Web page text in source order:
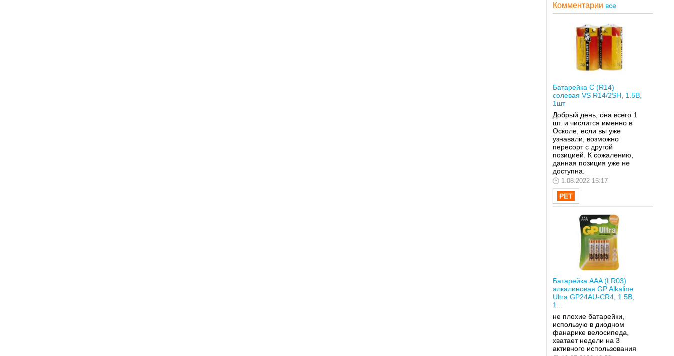
Комментарии все
Батарейка C (R14)
солевая VS R14/2SH, 1.5В,
1шт
Добрый день, она всего 1
шт. и числится именно в
Осколе, если вы уже
узнавали, возможно
пересорт с другой
позицией. К сожалению,
данная позиция уже не
доступна.
1.08.2022 15:17
Батарейка AAA (LR03)
алкалиновая GP Alkaline
Ultra GP24AU-CR4, 1.5В,
1...
не плохие батарейки,
использую в диодном
фанарике велосипеда,
хватает недели на 3
активного использования